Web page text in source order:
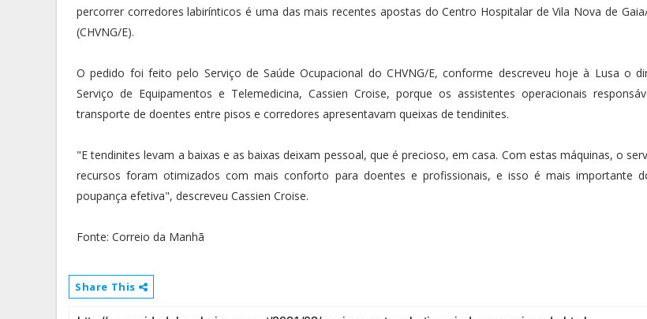
percorrer corredores labirínticos é uma das mais recentes apostas do Centro Hospitalar de Vila Nova de
(CHVNG/E).
O pedido foi feito pelo Serviço de Saúde Ocupacional do CHVNG/E, conforme descreveu hoje à Lusa o
Serviço de Equipamentos e Telemedicina, Cassien Croise, porque os assistentes operacionais
transporte de doentes entre pisos e corredores apresentavam queixas de tendinites.
"E tendinites levam a baixas e as baixas deixam pessoal, que é precioso, em casa. Com estas máquinas, o
recursos foram otimizados com mais conforto para doentes e profissionais, e isso é mais importante
poupança efetiva", descreveu Cassien Croise.
Fonte: Correio da Manhã
Share This